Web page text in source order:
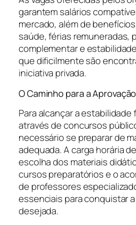
garantem salários
mercado, além de
saúde, férias remuneradas,
complementar e
que dificilmente são
iniciativa privada.
O Caminho para a Aprovação
Para alcançar a estabilidade
através de concursos
necessário se preparar de
adequada. A carga horária
escolha dos materiais
cursos preparatórios e o
de professores
essenciais para conquistar
desejada.